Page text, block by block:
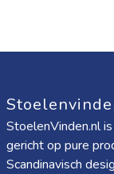
StoelenVinden.nl
gericht op pure
Scandinavisch